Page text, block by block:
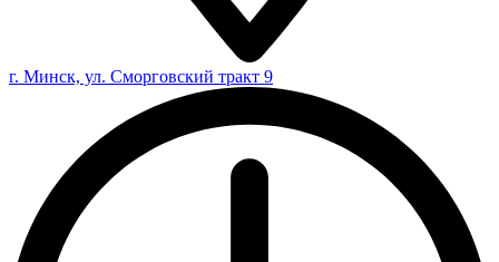
г. Минск, ул. Сморговский тракт 9